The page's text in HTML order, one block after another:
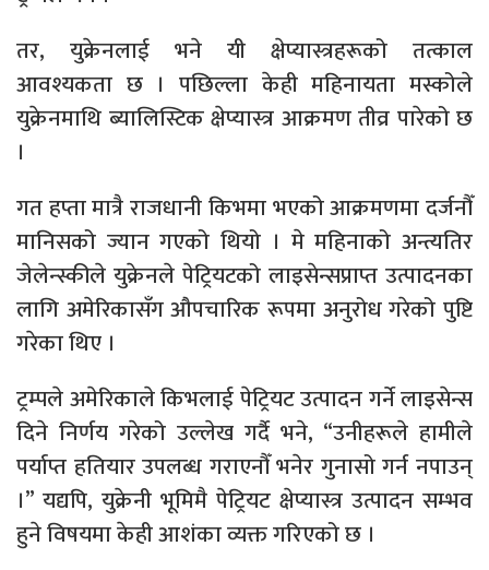
तर, युक्रेनलाई भने यी क्षेप्यास्त्रहरूको तत्काल
आवश्यकता छ । पछिल्ला केही महिनायता मस्कोले
युक्रेनमाथि ब्यालिस्टिक क्षेप्यास्त्र आक्रमण तीव्र पारेको छ
।
गत हप्ता मात्रै राजधानी किभमा भएको आक्रमणमा दर्जनौँ
मानिसको ज्यान गएको थियो । मे महिनाको अन्त्यतिर
जेलेन्स्कीले युक्रेनले पेट्रियटको लाइसेन्सप्राप्त उत्पादनका
लागि अमेरिकासँग औपचारिक रूपमा अनुरोध गरेको पुष्टि
गरेका थिए ।
ट्रम्पले अमेरिकाले किभलाई पेट्रियट उत्पादन गर्ने लाइसेन्स
दिने निर्णय गरेको उल्लेख गर्दै भने, “उनीहरूले हामीले
पर्याप्त हतियार उपलब्ध गराएनौँ भनेर गुनासो गर्न नपाउन्
।” यद्यपि, युक्रेनी भूमिमै पेट्रियट क्षेप्यास्त्र उत्पादन सम्भव
हुने विषयमा केही आशंका व्यक्त गरिएको छ ।